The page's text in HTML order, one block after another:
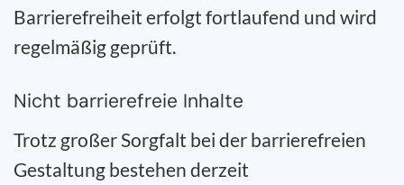
Barrierefreiheit erfolgt fortlaufend und wird
regelmäßig geprüft.
Nicht barrierefreie Inhalte
Trotz großer Sorgfalt bei der barrierefreien
Gestaltung bestehen derzeit